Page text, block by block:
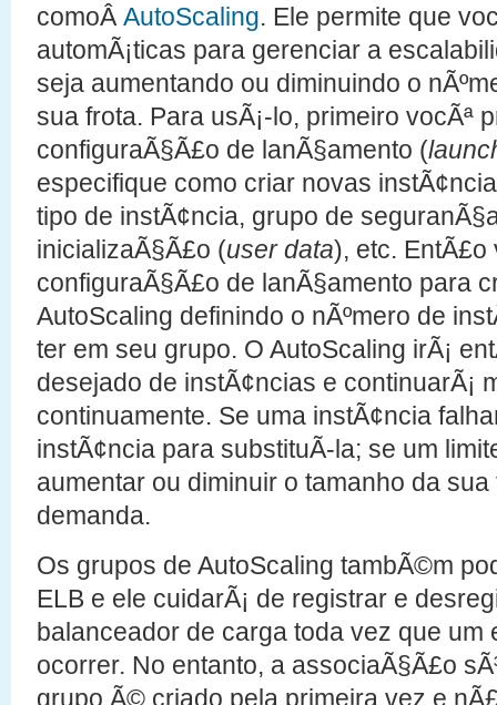
comoÂ AutoScaling. Ele permite que
automÃ¡ticas para gerenciar a
seja aumentando ou diminuindo o
sua frota. Para usÃ¡-lo, primeiro vocÃª
configuraÃ§Ã£o de lanÃ§amento (
especifique como criar novas
tipo de instÃ¢ncia, grupo de
inicializaÃ§Ã£o (user data), etc. EntÃ£o
configuraÃ§Ã£o de lanÃ§amento para
AutoScaling definindo o nÃºmero de
ter em seu grupo. O AutoScaling irÃ¡
desejado de instÃ¢ncias e continuarÃ¡
continuamente. Se uma instÃ¢ncia
instÃ¢ncia para substituÃ­-la; se um
aumentar ou diminuir o tamanho da
demanda.
Os grupos de AutoScaling tambÃ©m
ELB e ele cuidarÃ¡ de registrar e
balanceador de carga toda vez que um
ocorrer. No entanto, a associaÃ§Ã£o
grupo Ã© criado pela primeira vez e